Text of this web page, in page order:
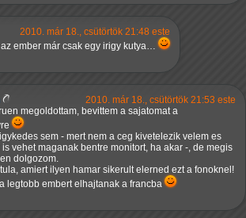
2010. már 18., csütörtök 21:48 este
az ember már csak egy irigy kutya…
2010. már 18., csütörtök 21:53 este
megoldottam, bevittem a sajatomat a
sem - mert nem a ceg kivetelezik velem es
vehet maganak bentre monitort, ha akar -, de megis
dolgozom.
amiert ilyen hamar sikerult elerned ezt a fonoknel!
legtobb embert elhajtanak a francba